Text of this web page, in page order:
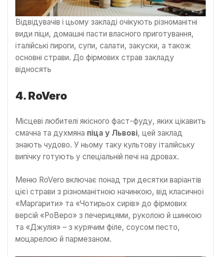
Відвідувачів і цьому закладі очікують різноманітні
види піци, домашні пасти власного приготування,
італійські пироги, супи, салати, закуски, а також
основні страви. До фірмових страв закладу
відносять
4. RoVero
Місцеві любителі якісного фаст-фуду, яких цікавить
смачна та духмяна піца у Львові, цей заклад
знають чудово. У ньому таку культову італійську
випічку готують у спеціальній печі на дровах.
Меню RoVero включає понад три десятки варіантів
цієї страви з різноманітною начинкою, від класичної
«Маргарити» та «Чотирьох сирів» до фірмових
версій «РоВеро» з печерицями, руколою й шинкою
та «Джулія» – з курячим філе, соусом песто,
моцарелою й пармезаном.